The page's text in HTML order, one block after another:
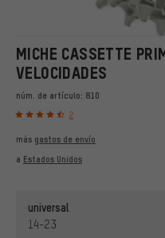
MICHE CASSETTE
VELOCIDADES
núm. de artículo: 810
2
más gastos de envío
a Estados Unidos
universal
14-23